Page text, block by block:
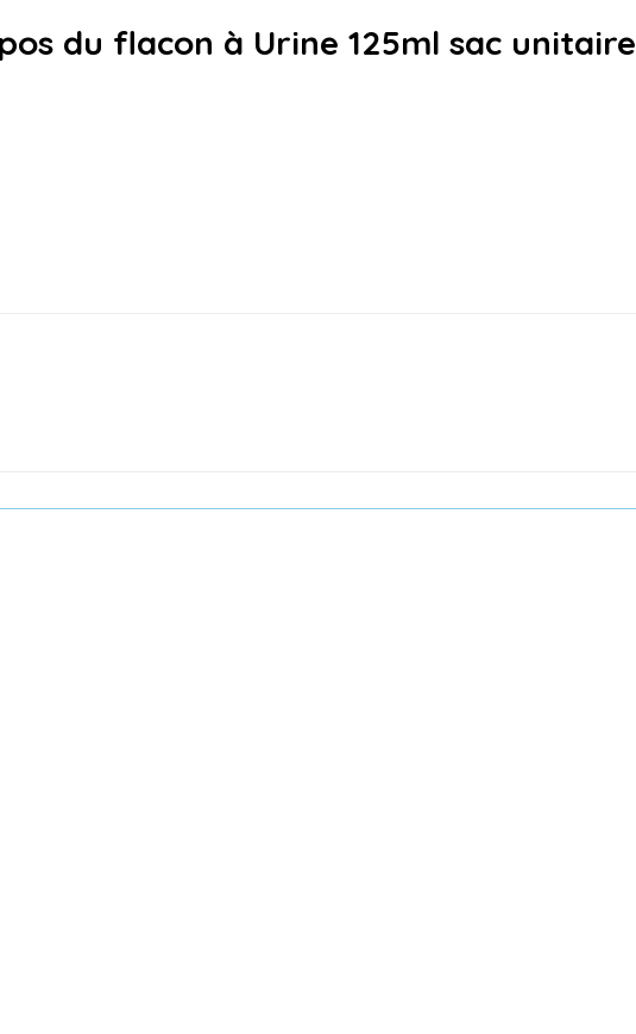
du flacon à Urine 125ml sac unitaire